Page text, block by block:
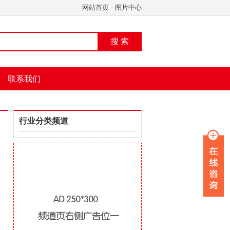
网站首页 - 图片中心
搜 索
联系我们
行业分类频道